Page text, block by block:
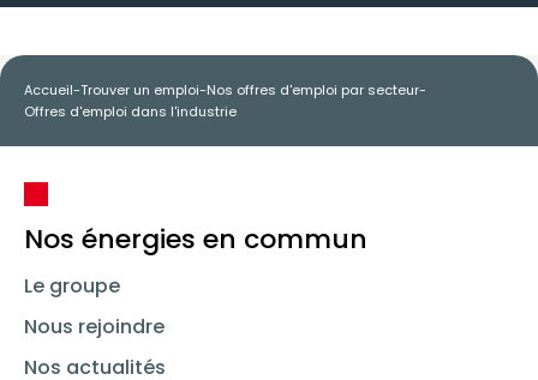
Accueil-Trouver un emploi-Nos offres d'emploi par secteur-
Offres d'emploi dans l'industrie
Nos énergies en commun
Le groupe
Nous rejoindre
Nos actualités